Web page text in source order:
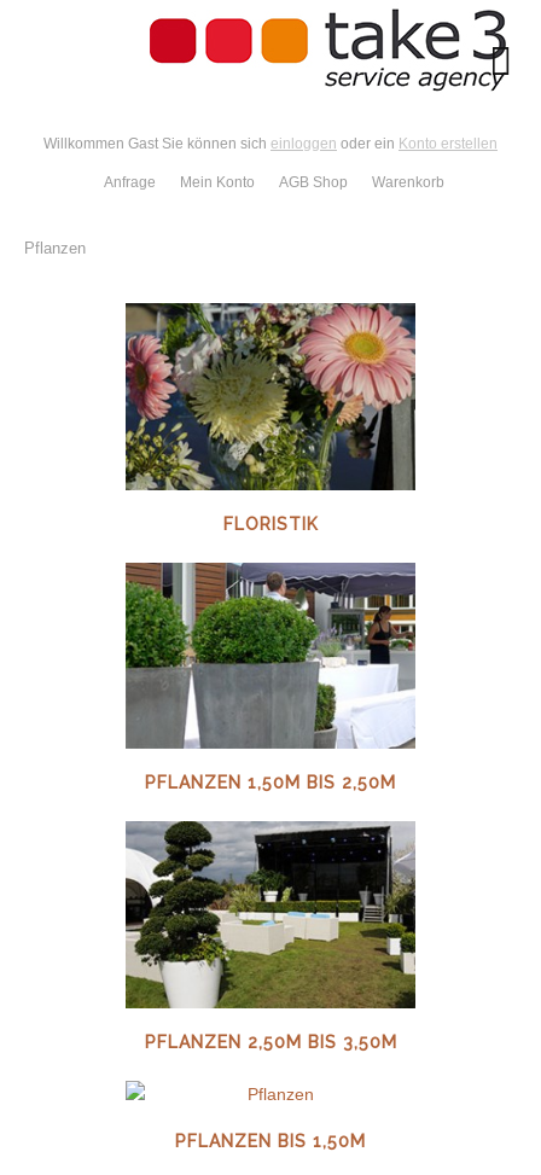
Willkommen Gast Sie können sich einloggen oder ein Konto erstellen
Anfrage Mein Konto AGB Shop Warenkorb
Pflanzen
FLORISTIK
PFLANZEN 1,50M BIS 2,50M
PFLANZEN 2,50M BIS 3,50M
PFLANZEN BIS 1,50M